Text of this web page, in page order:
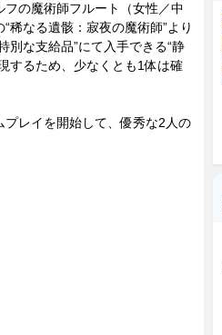
の魔術師フルート（女性／中
稀なる遺骸：寂夜の魔術師”より
別な支給品”にて入手できる“静
するため、少なくとも1体は確
レイを開始して、優秀な2人の